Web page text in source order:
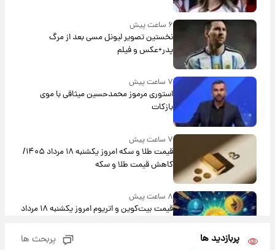
۶ ساعت پیش
نخستین تصویر لیونل مسی بعد از مرگ
پدر+عکس و فیلم
۷ ساعت پیش
استوری مرموز محمدحسین میثاقی با موی
بازکات
۷ ساعت پیش
قیمت طلا و سکه امروز یکشنبه ۱۸ مرداد ۱۴۰۵/
کاهش قیمت طلا و سکه
۸ ساعت پیش
قیمت بیت‌کوین و اتریوم امروز یکشنبه ۱۸ مرداد
پربازدید ها پربحث ها